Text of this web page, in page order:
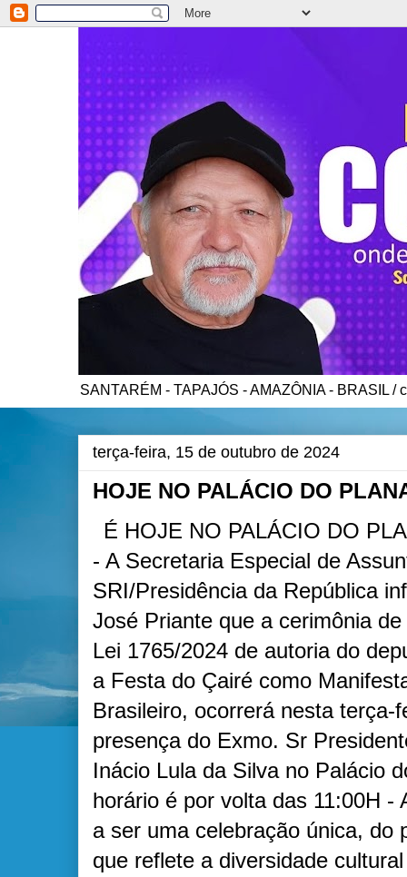
SANTARÉM - TAPAJÓS - AMAZÔNIA - BRASIL /
terça-feira, 15 de outubro de 2024
HOJE NO PALÁCIO DO
É HOJE NO PALÁCIO DO
- A Secretaria Especial de
SRI/Presidência da República
José Priante que a cerimônia
Lei 1765/2024 de autoria do
a Festa do Çairé como
Brasileiro, ocorrerá nesta terça-
presença do Exmo. Sr
Inácio Lula da Silva no Palácio
horário é por volta das 11:00H -
a ser uma celebração única, do
que reflete a diversidade